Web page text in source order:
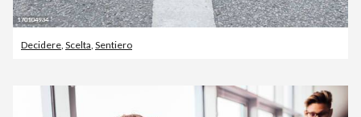
Decidere Scelta Sentiero